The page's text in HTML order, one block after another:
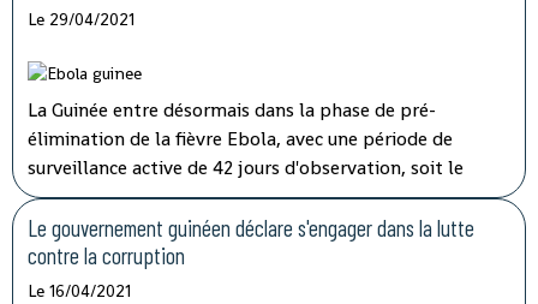
Le 29/04/2021
La Guinée entre désormais dans la phase de pré-
élimination de la fièvre Ebola, avec une période de
surveillance active de 42 jours d'observation, soit le
double de la période d'incubation du virus, a indiqué
mardi à la télévision nationale, Sory Condé, chargé des
études au département surveillance à l'Agence nationale
de sécurité sanitaire (ANSS).
Le gouvernement guinéen déclare s'engager dans la lutte
contre la corruption
Le 16/04/2021